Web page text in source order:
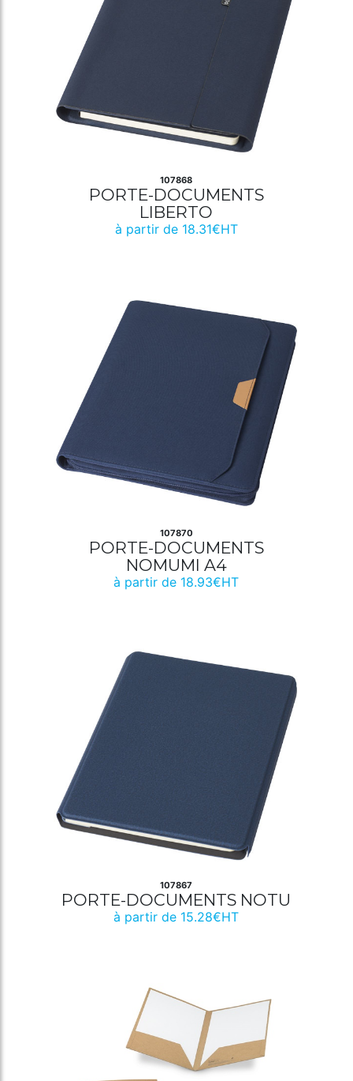
107868
PORTE-DOCUMENTS
LIBERTO
à partir de 18.31€HT
107870
PORTE-DOCUMENTS
NOMUMI A4
à partir de 18.93€HT
107867
PORTE-DOCUMENTS NOTU
à partir de 15.28€HT